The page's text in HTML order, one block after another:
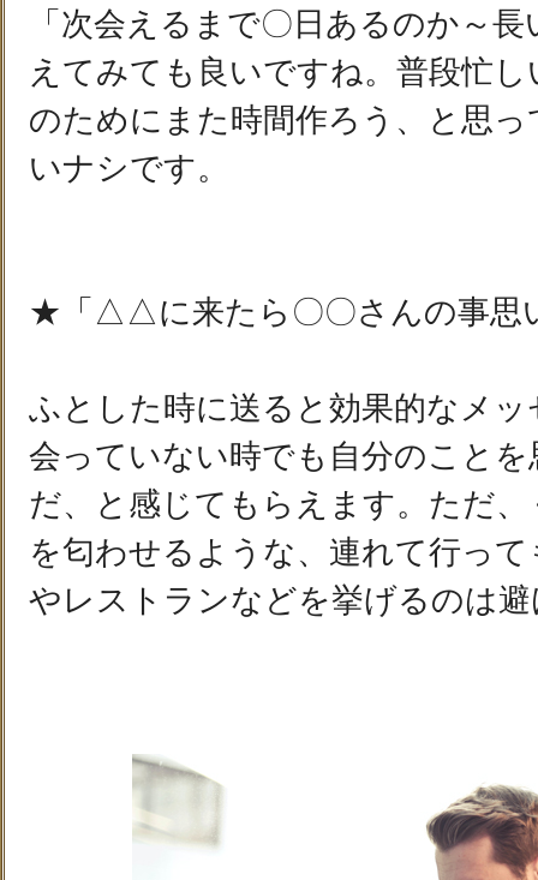
「次会えるまで〇日あるのか～
えてみても良いですね。普段忙
のためにまた時間作ろう、と思
いナシです。
★「△△に来たら〇〇さんの事思
ふとした時に送ると効果的なメ
会っていない時でも自分のこと
だ、と感じてもらえます。ただ
を匂わせるような、連れて行っ
やレストランなどを挙げるのは